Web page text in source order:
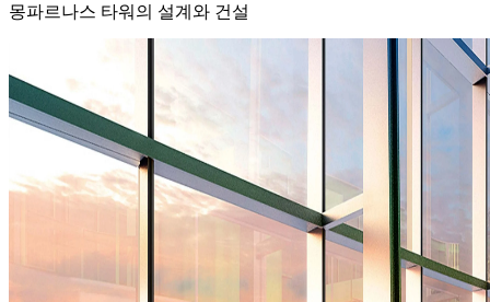
몽파르나스 타워의 설계와 건설